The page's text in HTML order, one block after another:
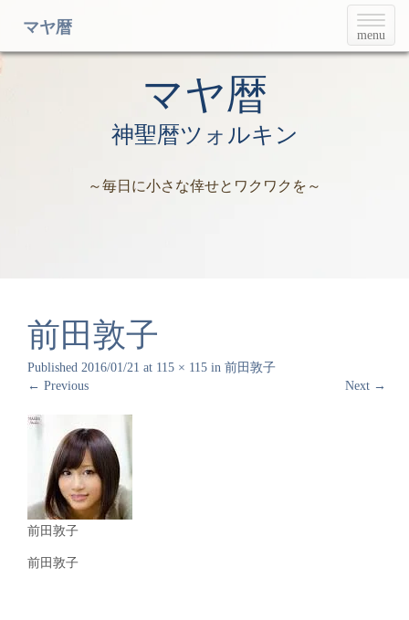
T
o
g
menu
マヤ暦
マヤ暦
神聖暦ツォルキン
～毎日に小さな倖せとワクワクを～
前田敦子
Published 2016/01/21 at 115 × 115 in 前田敦子
← Previous Next →
前田敦子
前田敦子